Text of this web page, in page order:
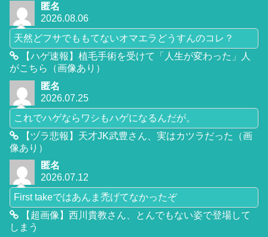
匿名
2026.08.06
天然どフサでももてないオマエラどうすんのコレ？
【ハゲ速報】植毛手術を受けて「人生が変わった」人
がこちら（画像あり）
匿名
2026.07.25
これでハゲならワシもハゲになるんだが。
【ヅラ悲報】天才JK武豊さん、実はカツラだった（画
像あり）
匿名
2026.07.12
First takeではあんま禿げてなかったぞ
【超画像】西川貴教さん、とんでもない姿で登場して
しまう